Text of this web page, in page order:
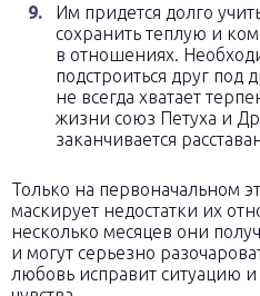
Им придется долго
сохранить теплую и
в отношениях.
подстроиться друг под
не всегда хватает
жизни союз Петуха и
заканчивается
Только на первоначальном
маскирует недостатки их
несколько месяцев они
и могут серьезно
любовь исправит ситуацию